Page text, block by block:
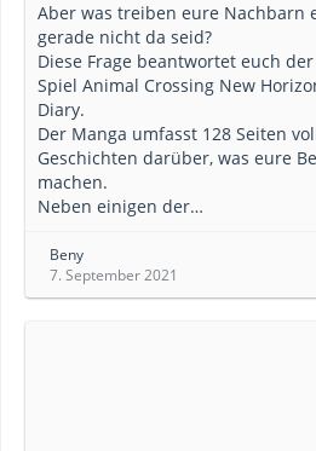
Aber was treiben eure Nachbarn
gerade nicht da seid?
Diese Frage beantwortet euch
Spiel Animal Crossing New
Diary.
Der Manga umfasst 128 Seiten
Geschichten darüber, was eure
machen.
Neben einigen der…
Beny
7. September 2021